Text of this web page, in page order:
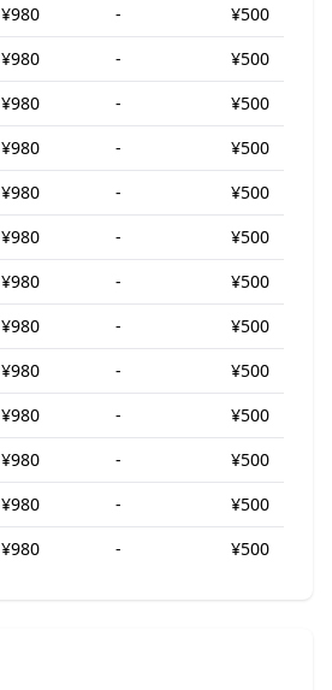
¥980 -
¥500
¥980 -
¥500
¥980 -
¥500
¥980 -
¥500
¥980 -
¥500
¥980 -
¥500
¥980 -
¥500
¥980 -
¥500
¥980 -
¥500
¥980 -
¥500
¥980 -
¥500
¥980 -
¥500
¥980 - ¥500